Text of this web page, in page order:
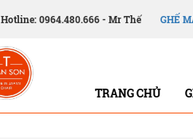
Hotline: 0964.480.666 - Mr Thế GHẾ
TRANG CHỦ